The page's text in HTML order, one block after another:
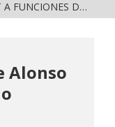
JUAN CARLOS CASTRO ALMAGUER FAVORITO PARA REPRESENTAR A MORENA EN PUERTO VALLARTA
Alonso